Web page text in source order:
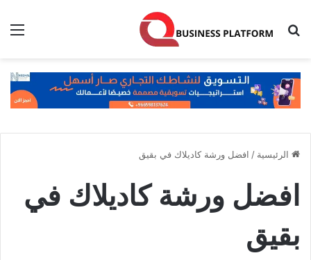
بحث عن
الرئيسية / افضل ورشة كاديلاك في بقيق
افضل ورشة كاديلاك في
بقيق